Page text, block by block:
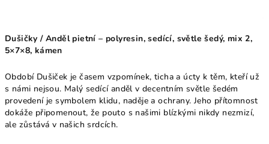
Dušičky / Anděl pietní – polyresin, sedící, světle šedý, mix 2,
5×7×8, kámen
Období Dušiček je časem vzpomínek, ticha a úcty k těm, kteří už
s námi nejsou. Malý sedící anděl v decentním světle šedém
provedení je symbolem klidu, naděje a ochrany. Jeho přítomnost
dokáže připomenout, že pouto s našimi blízkými nikdy nezmizí,
ale zůstává v našich srdcích.